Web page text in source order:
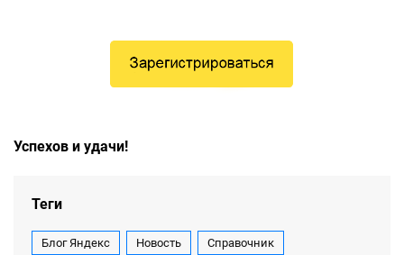
Успехов и удачи!
Теги
Блог Яндекс Новость Справочник